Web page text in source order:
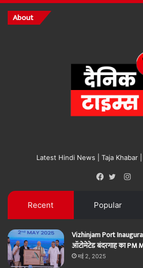
About
Latest Hindi News | Taja Khabar
Recent Popular
Vizhinjam Port
ऑटोमेटेड बंदरगाह का PM
मई 2, 2025